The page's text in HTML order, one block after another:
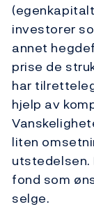
investorer
annet
prise de
har
hjelp av
liten
fond som
selge.